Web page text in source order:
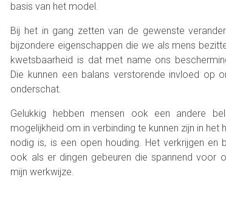
basis van het model.
Bij het in gang zetten van de gewenste
bijzondere eigenschappen die we als mens
kwetsbaarheid is dat met name ons
Die kunnen een balans verstorende invloed op
onderschat.
Gelukkig hebben mensen ook een andere
mogelijkheid om in verbinding te kunnen zijn in het
nodig is, is een open houding. Het verkrijgen en
ook als er dingen gebeuren die spannend voor
mijn werkwijze.